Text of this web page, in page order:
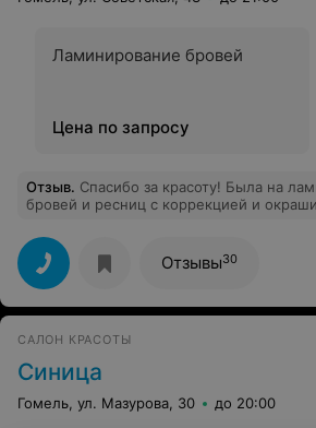
хотите себе испортить праздник и
Ламинирование бровей
Цена по запросу
Отзыв. Спасибо за красоту! Была на
бровей и ресниц с коррекцией и
Отзывы30
САЛОН КРАСОТЫ
Синица
Гомель, ул. Мазурова, 30 до 20:00